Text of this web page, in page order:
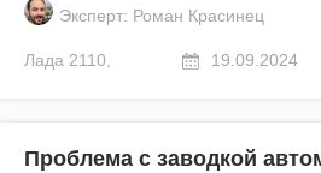
Эксперт: Роман Красинец
Лада 2110 19.09.2024
Проблема с заводкой